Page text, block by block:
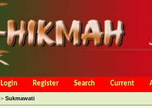
Login Register Search Current
Article Processing Charges
> Sukmawati